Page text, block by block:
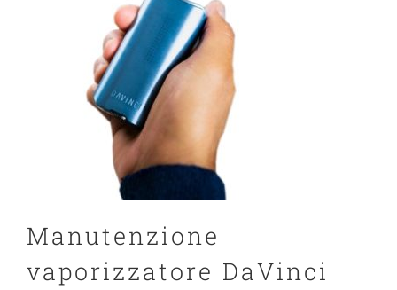
Manutenzione
vaporizzatore DaVinci